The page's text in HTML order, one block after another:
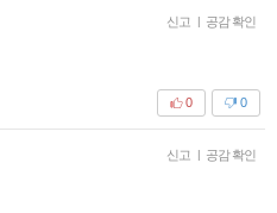
신고 | 공감 확인
0
0
신고 | 공감 확인